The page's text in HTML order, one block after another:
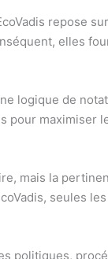
repose
elles
logique de
pour maximiser
mais la
seules
politiques,